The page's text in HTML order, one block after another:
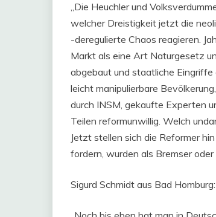
„Die Heuchler und
welcher Dreistigkeit jetzt die
-deregulierte Chaos reagieren.
Markt als eine Art Naturgesetz
abgebaut und staatliche
leicht manipulierbare
durch INSM, gekaufte Experten
Teilen reformunwillig. Welch
Jetzt stellen sich die Reformer
fordern, wurden als Bremser
Sigurd Schmidt aus Bad Homburg: